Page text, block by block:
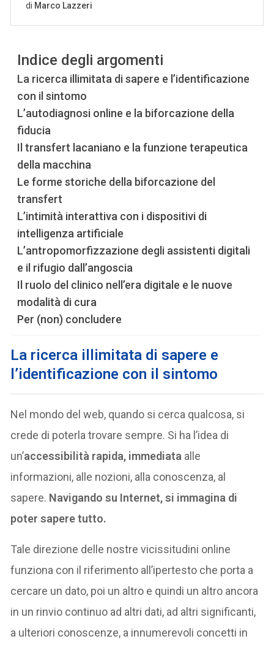
Indice degli argomenti
La ricerca illimitata di sapere e l’identificazione
con il sintomo
L’autodiagnosi online e la biforcazione della
fiducia
Il transfert lacaniano e la funzione terapeutica
della macchina
Le forme storiche della biforcazione del
transfert
L’intimità interattiva con i dispositivi di
intelligenza artificiale
L’antropomorfizzazione degli assistenti digitali
e il rifugio dall’angoscia
Il ruolo del clinico nell’era digitale e le nuove
modalità di cura
Per (non) concludere
La ricerca illimitata di sapere e
l’identificazione con il sintomo
Nel mondo del web, quando si cerca qualcosa, si
crede di poterla trovare sempre. Si ha l’idea di
un’accessibilità rapida, immediata alle
informazioni, alle nozioni, alla conoscenza, al
sapere. Navigando su Internet, si immagina di
poter sapere tutto.
Tale direzione delle nostre vicissitudini online
funziona con il riferimento all’ipertesto che porta a
cercare un dato, poi un altro e quindi un altro ancora
in un rinvio continuo ad altri dati, ad altri significanti,
a ulteriori conoscenze, a innumerevoli concetti in